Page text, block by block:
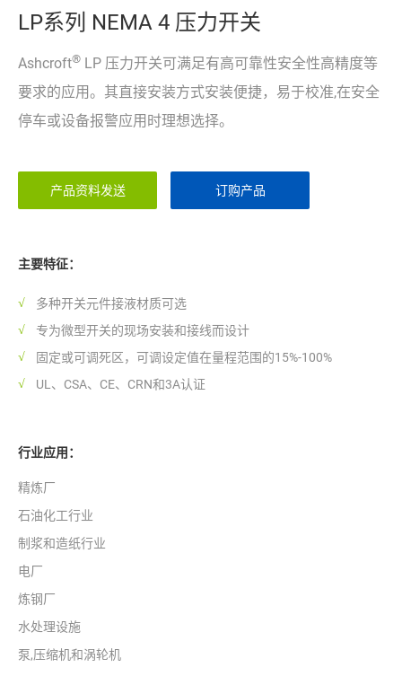
LP系列 NEMA 4 压力开关
Ashcroft® LP 压力开关可满足有高可靠性安全性高精度等
要求的应用。其直接安装方式安装便捷，易于校准,在安全
停车或设备报警应用时理想选择。
产品资料发送 订购产品
主要特征：
多种开关元件接液材质可选
专为微型开关的现场安装和接线而设计
固定或可调死区，可调设定值在量程范围的15%-100%
UL、CSA、CE、CRN和3A认证
行业应用：
精炼厂
石油化工行业
制浆和造纸行业
电厂
炼钢厂
水处理设施
泵,压缩机和涡轮机